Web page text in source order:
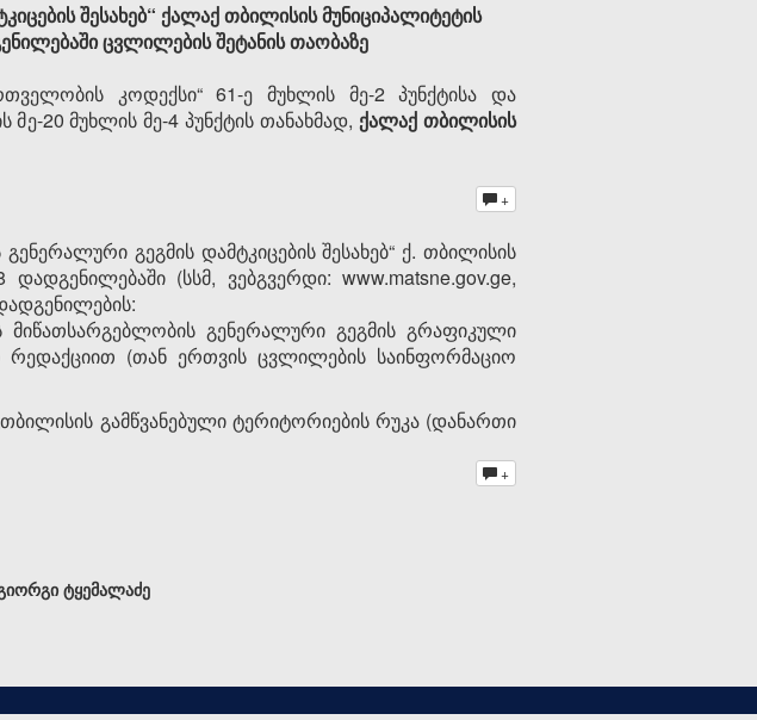
შესახებ“ ქალაქ თბილისის მუნიციპალიტეტის
ცვლილების შეტანის თაობაზე
კოდექსი“ 61-ე მუხლის მე-2 პუნქტისა და
20 მუხლის მე-4 პუნქტის თანახმად, ქალაქ თბილისის
+
გეგმის დამტკიცების შესახებ“ ქ. თბილისის
(სსმ, ვებგვერდი: www.matsne.gov.ge,
მიწათსარგებლობის გენერალური გეგმის გრაფიკული
(თან ერთვის ცვლილების საინფორმაციო
გამწვანებული ტერიტორიების რუკა (დანართი
+
ტყემალაძე